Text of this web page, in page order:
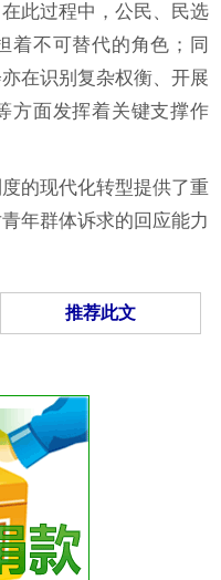
此过程中，公民、民选
着不可替代的角色；同
在识别复杂权衡、开展
方面发挥着关键支撑作
的现代化转型提供了重
年群体诉求的回应能力
推荐此文